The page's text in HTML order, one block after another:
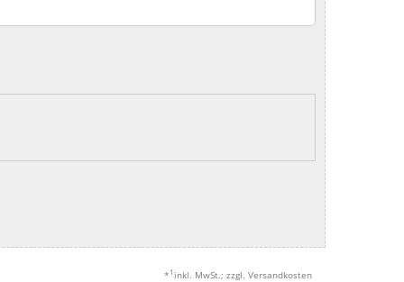
* 1 inkl. MwSt.; zzgl. Versandkosten